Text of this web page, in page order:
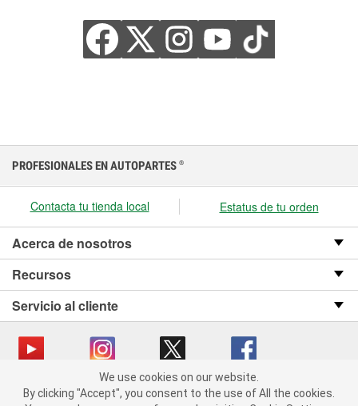
We use cookies on our website. By clicking "Accept", you consent
to the use of All the cookies.
PROFESIONALES EN AUTOPARTES ®
Contacta tu tienda local Estatus de tu orden
Acerca de nosotros
Recursos
Servicio al cliente
Copyright © 2008-2026 O’Reilly Auto Parts v OST_3.2.0.0.729 (3) cv1361
We use cookies on our website.
By clicking "Accept", you consent to the use of All the cookies.